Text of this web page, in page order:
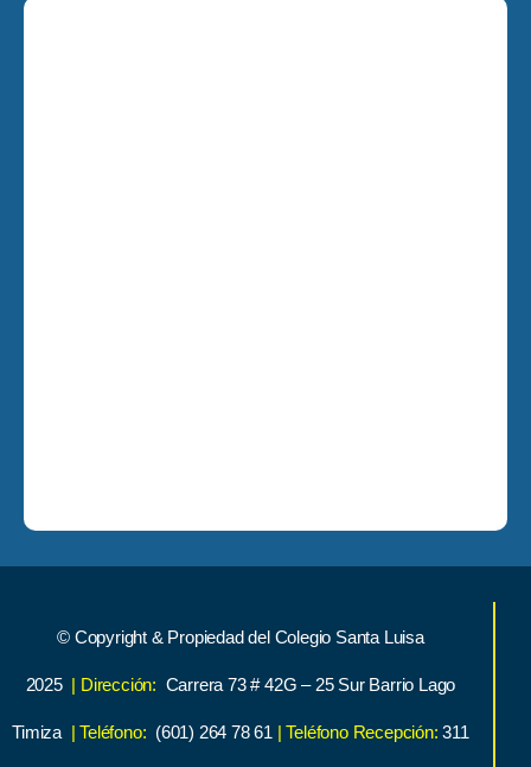
© Copyright & Propiedad del Colegio Santa Luisa
2025 | Dirección: Carrera 73 # 42G – 25 Sur Barrio Lago
Timiza | Teléfono: (601) 264 78 61 | Teléfono Recepción: 311